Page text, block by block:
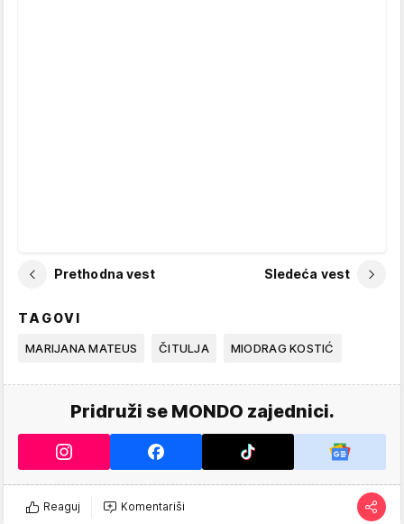
Prethodna vest Sledeća vest
TAGOVI
MARIJANA MATEUS ČITULJA MIODRAG KOSTIĆ
Pridruži se MONDO zajednici.
Reaguj Komentariši